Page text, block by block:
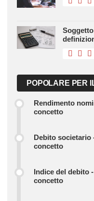
POPOLARE PER
Rendimento
concetto
Debito societario
concetto
Indice del debito
concetto